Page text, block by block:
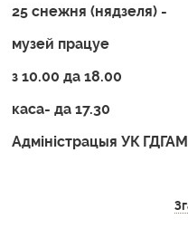
25 снежня (нядзеля) -
музей працуе
з 10.00 да 18.00
каса- да 17.30
Адміністрацыя УК ГДГАМ